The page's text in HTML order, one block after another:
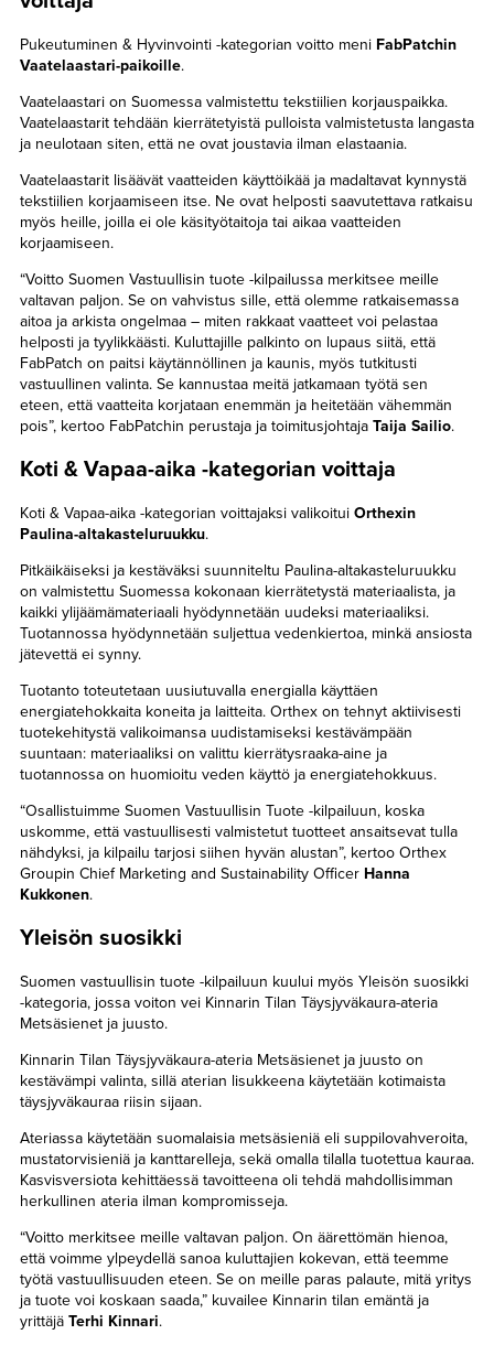
Pukeutuminen & Hyvinvointi -kategorian voitto meni FabPatchin
Vaatelaastari-paikoille.
Vaatelaastari on Suomessa valmistettu tekstiilien korjauspaikka.
Vaatelaastarit tehdään kierrätetyistä pulloista valmistetusta langasta
ja neulotaan siten, että ne ovat joustavia ilman elastaania.
Vaatelaastarit lisäävät vaatteiden käyttöikää ja madaltavat kynnystä
tekstiilien korjaamiseen itse. Ne ovat helposti saavutettava ratkaisu
myös heille, joilla ei ole käsityötaitoja tai aikaa vaatteiden
korjaamiseen.
“Voitto Suomen Vastuullisin tuote -kilpailussa merkitsee meille
valtavan paljon. Se on vahvistus sille, että olemme ratkaisemassa
aitoa ja arkista ongelmaa – miten rakkaat vaatteet voi pelastaa
helposti ja tyylikkäästi. Kuluttajille palkinto on lupaus siitä, että
FabPatch on paitsi käytännöllinen ja kaunis, myös tutkitusti
vastuullinen valinta. Se kannustaa meitä jatkamaan työtä sen
eteen, että vaatteita korjataan enemmän ja heitetään vähemmän
pois”, kertoo FabPatchin perustaja ja toimitusjohtaja Taija Sailio.
Koti & Vapaa-aika -kategorian voittaja
Koti & Vapaa-aika -kategorian voittajaksi valikoitui Orthexin
Paulina-altakasteluruukku.
Pitkäikäiseksi ja kestäväksi suunniteltu Paulina-altakasteluruukku
on valmistettu Suomessa kokonaan kierrätetystä materiaalista, ja
kaikki ylijäämämateriaali hyödynnetään uudeksi materiaaliksi.
Tuotannossa hyödynnetään suljettua vedenkiertoa, minkä ansiosta
jätevettä ei synny.
Tuotanto toteutetaan uusiutuvalla energialla käyttäen
energiatehokkaita koneita ja laitteita. Orthex on tehnyt aktiivisesti
tuotekehitystä valikoimansa uudistamiseksi kestävämpään
suuntaan: materiaaliksi on valittu kierrätysraaka-aine ja
tuotannossa on huomioitu veden käyttö ja energiatehokkuus.
“Osallistuimme Suomen Vastuullisin Tuote -kilpailuun, koska
uskomme, että vastuullisesti valmistetut tuotteet ansaitsevat tulla
nähdyksi, ja kilpailu tarjosi siihen hyvän alustan”, kertoo Orthex
Groupin Chief Marketing and Sustainability Officer Hanna
Kukkonen.
Yleisön suosikki
Suomen vastuullisin tuote -kilpailuun kuului myös Yleisön suosikki
-kategoria, jossa voiton vei Kinnarin Tilan Täysjyväkaura-ateria
Metsäsienet ja juusto.
Kinnarin Tilan Täysjyväkaura-ateria Metsäsienet ja juusto on
kestävämpi valinta, sillä aterian lisukkeena käytetään kotimaista
täysjyväkauraa riisin sijaan.
Ateriassa käytetään suomalaisia metsäsieniä eli suppilovahveroita,
mustatorvisieniä ja kanttarelleja, sekä omalla tilalla tuotettua kauraa.
Kasvisversiota kehittäessä tavoitteena oli tehdä mahdollisimman
herkullinen ateria ilman kompromisseja.
“Voitto merkitsee meille valtavan paljon. On äärettömän hienoa,
että voimme ylpeydellä sanoa kuluttajien kokevan, että teemme
työtä vastuullisuuden eteen. Se on meille paras palaute, mitä yritys
ja tuote voi koskaan saada,” kuvailee Kinnarin tilan emäntä ja
yrittäjä Terhi Kinnari.